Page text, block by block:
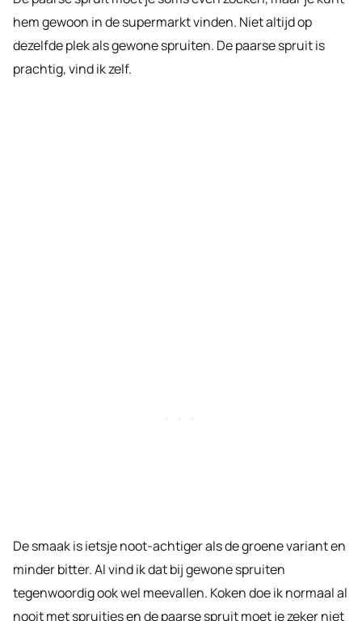
hem gewoon in de supermarkt vinden. Niet altijd op
dezelfde plek als gewone spruiten. De paarse spruit is
prachtig, vind ik zelf.
De smaak is ietsje noot-achtiger als de groene variant en
minder bitter. Al vind ik dat bij gewone spruiten
tegenwoordig ook wel meevallen. Koken doe ik normaal al
nooit met spruitjes en de paarse spruit moet je zeker niet